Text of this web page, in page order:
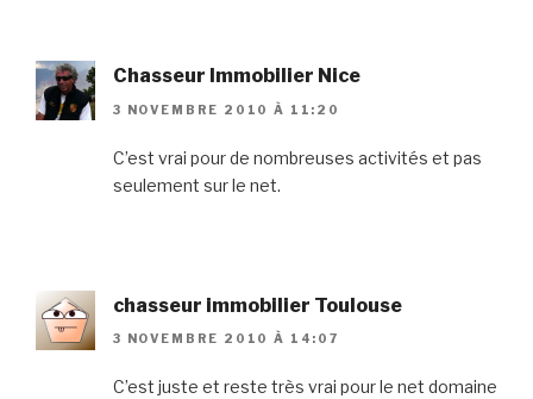
Chasseur Immobilier Nice
3 NOVEMBRE 2010 À 11:20
C’est vrai pour de nombreuses activités et pas
seulement sur le net.
chasseur immobilier Toulouse
3 NOVEMBRE 2010 À 14:07
C’est juste et reste très vrai pour le net domaine